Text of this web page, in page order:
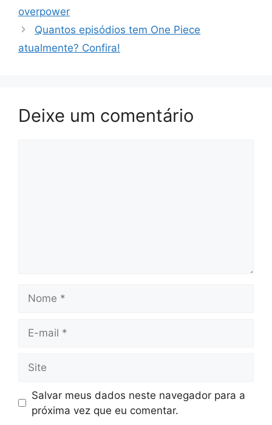
overpower
Quantos episódios tem One Piece
atualmente? Confira!
Deixe um comentário
mail
Salvar meus dados neste navegador para a
próxima vez que eu comentar.